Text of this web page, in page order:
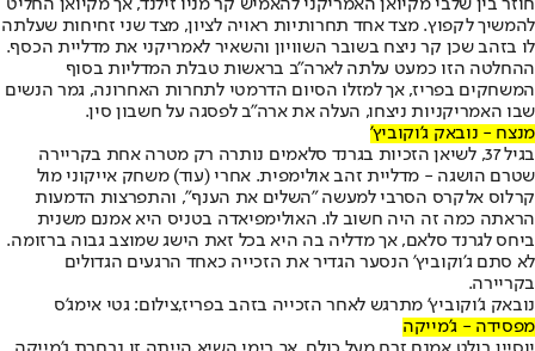
חוזר בין שלבי מקיואן האמריקני להאמיש קר מניו זילנד, אך מקיואן החליט
להמשיך לקפוץ. מצד אחד תחרותיות ראויה לציון, מצד שני זחיחות שעלתה
לו בזהב שכן קר ניצח בשובר השוויון והשאיר לאמריקני את מדליית הכסף.
ההחלטה הזו כמעט עלתה לארה"ב בראשות טבלת המדליות בסוף
המשחקים בפריז, אך למזלו הסיום הדרמטי לתחרות האחרונה, גמר הנשים
שבו האמריקניות ניצחו, העלה את ארה"ב לפסגה על חשבון סין.
מנצח - נובאק ג'וקוביץ'
בגיל 37, לשיאן הזכיות בגרנד סלאמים נותרה רק מטרה אחת בקריירה
שטרם הושגה - מדליית זהב אולימפית. אחרי (עוד) משחק אייקוני מול
קרלוס אלקרס הסרבי למעשה "השלים את הענף", והתפרצות הדמעות
הראתה כמה זה היה חשוב לו. האולימפיאדה בטניס היא אמנם משנית
ביחס לגרנד סלאם, אך מדליה בה היא בכל זאת הישג שמוצב גבוה ברזומה.
לא סתם ג'וקוביץ' הנסער הגדיר את הזכייה כאחד הרגעים הגדולים
בקריירה.
נובאק ג'וקוביץ' מתרגש לאחר הזכייה בזהב בפריז,צילום: גטי אימג'ס
מפסידה - ג'מייקה